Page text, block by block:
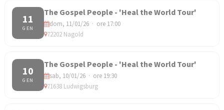
11
GEN
The Gospel People - 'Heal the World Tour'
dom, 11/01/26 · ore 17:00
72202 Nagold
10
GEN
The Gospel People - 'Heal the World Tour'
sab, 10/01/26 · ore 19:30
71638 Ludwigsburg